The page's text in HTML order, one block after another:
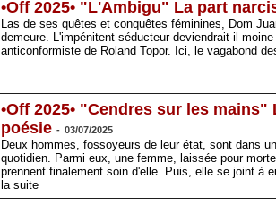
•Off 2025• "L'Ambigu" La part
Las de ses quêtes et conquêtes féminines, Dom
demeure. L'impénitent séducteur deviendrait-il
anticonformiste de Roland Topor. Ici, le vagabond
•Off 2025• "Cendres sur les
poésie - 03/07/2025
Deux hommes, fossoyeurs de leur état, sont dans
quotidien. Parmi eux, une femme, laissée pour
prennent finalement soin d'elle. Puis, elle se joint à
la suite